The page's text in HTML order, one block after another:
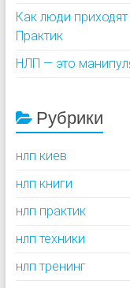
Как люди
Практик
НЛП — это
Рубрики
нлп киев
нлп книги
нлп практик
нлп техники
нлп тренинг